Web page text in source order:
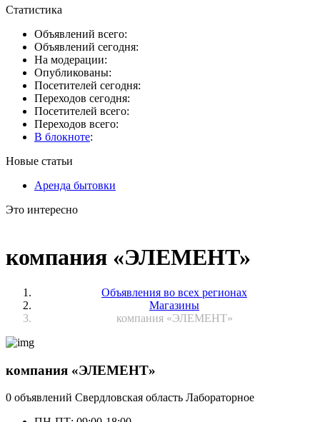
Статистика
Объявлений всего:
Объявлений сегодня:
На модерации:
Опубликованы:
Посетителей сегодня:
Переходов сегодня:
Посетителей всего:
Переходов всего:
В блокноте:
Новые статьи
Аренда бытовки
Это интересно
компания «ЭЛЕМЕНТ»
Объявления во всех регионах
Магазины
компания «ЭЛЕМЕНТ»
компания «ЭЛЕМЕНТ»
0 объявлений Свердловская область Лабораторное